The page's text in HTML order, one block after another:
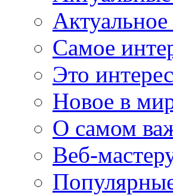
Самое
Это
Новое в
О самом
Веб-